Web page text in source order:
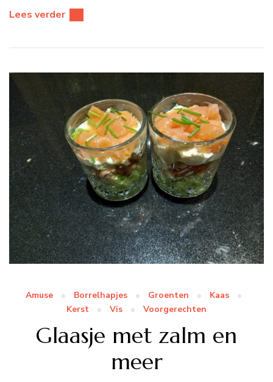
Lees verder
Amuse Borrelhapjes Groenten
Kaas
Kerst
Vis Voorgerechten
Glaasje met zalm en
meer